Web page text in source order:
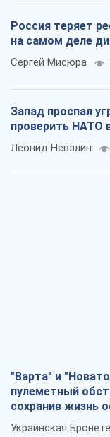
Россия теряет
на самом деле
Сергей Мисюра
Запад проспал
проверить НАТО
Леонид Невзлин
"Варта" и
пулеметный
сохранив жизнь
Украинская